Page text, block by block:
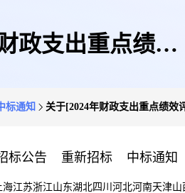
政支出重点绩效
标通知 关于[2024年财政支出重点绩效
标公告 重新招标 中标通知
海江苏浙江山东湖北四川 河北河南天津山